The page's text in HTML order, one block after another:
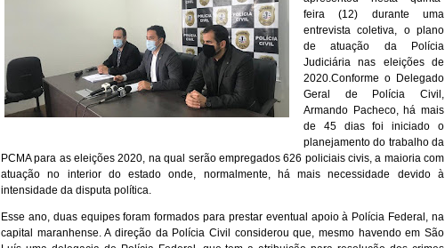
feira (12) durante uma
entrevista coletiva, o plano
de atuação da Polícia
Judiciária nas eleições de
2020.Conforme o Delegado
Geral de Polícia Civil,
Armando Pacheco, há mais
de 45 dias foi iniciado o
planejamento do trabalho da
PCMA para as eleições 2020, na qual serão empregados 626 policiais civis, a maioria com
atuação no interior do estado onde, normalmente, há mais necessidade devido à
intensidade da disputa política.
Esse ano, duas equipes foram formados para prestar eventual apoio à Polícia Federal, na
capital maranhense. A direção da Polícia Civil considerou que, mesmo havendo em São